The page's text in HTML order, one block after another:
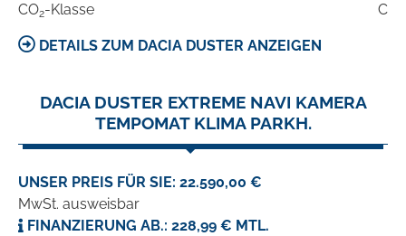
CO2-Klasse C
DETAILS ZUM DACIA DUSTER ANZEIGEN
DACIA DUSTER EXTREME NAVI KAMERA
TEMPOMAT KLIMA PARKH.
UNSER PREIS FÜR SIE: 22.590,00 €
MwSt. ausweisbar
FINANZIERUNG AB.: 228,99 € MTL.